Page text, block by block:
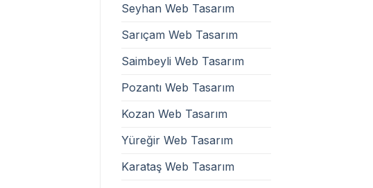
Seyhan Web Tasarım
Sarıçam Web Tasarım
Saimbeyli Web Tasarım
Pozantı Web Tasarım
Kozan Web Tasarım
Yüreğir Web Tasarım
Karataş Web Tasarım